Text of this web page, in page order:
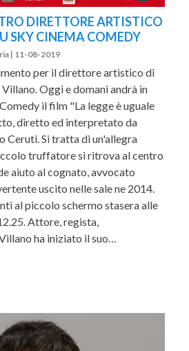
DIRETTORE ARTISTICO
SKY CINEMA COMEDY
| 11-08-2019
per il direttore artistico di
Oggi e domani andrà in
il film "La legge è uguale
diretto ed interpretato da
Ceruti. Si tratta di un'allegra
truffatore si ritrova al centro
aiuto al cognato, avvocato
uscito nelle sale ne 2014.
al piccolo schermo stasera alle
Attore, regista,
ha iniziato il suo…